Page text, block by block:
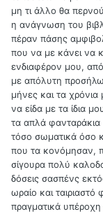
μη τι άλλο θα
η ανάγνωση του
πέραν πάσης
που να με κάνει να
ενδιαφέρον μου, από
με απόλυτη
μήνες και τα
να είδα με τα ίδια
τα απλά
τόσο σωματικά όσο
που τα κονόμησαν,
σίγουρα πολύ
δόσεις σασπένς
ωραίο και
πραγματικά